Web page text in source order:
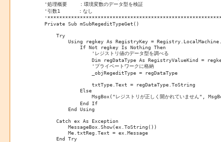
    '処理概要    ：環境変数のデータ型を検証
    '引数1 　　　：なし
    Private Sub mSubRegeditTypeGet()
        Try
Using regkey As RegistryKey =
                If Not regkey Is Nothing Then
                    'レジストリ値のデータ型を調べる
Dim regDataType As RegistryValueKind =
                    'プライベートワークに格納
                    _objRegeditType = regDataType
                    txtType.Text = regDataType.ToString
                Else
MsgBox("レジストリが正しく開かれていません",
                End If
            End Using
        Catch ex As Exception
            MessageBox.Show(ex.ToString())
            Me.txtReg.Text = ex.Message
        End Try